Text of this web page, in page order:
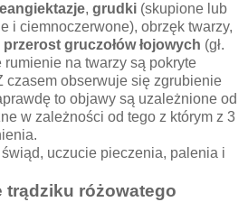
, grudki (skupione lub
i ciemnoczerwone), obrzęk twarzy,
przerost gruczołów łojowych (gł.
rumienie na twarzy są pokryte
czasem obserwuje się zgrubienie
to objawy są uzależnione od
w zależności od tego z którym z 3
uczucie pieczenia, palenia i
trądziku różowatego